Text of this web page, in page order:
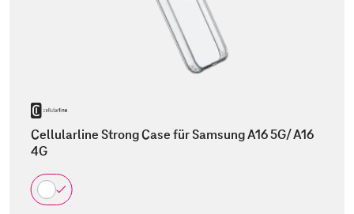
Cellularline Strong Case für Samsung A16 5G/ A16
4G